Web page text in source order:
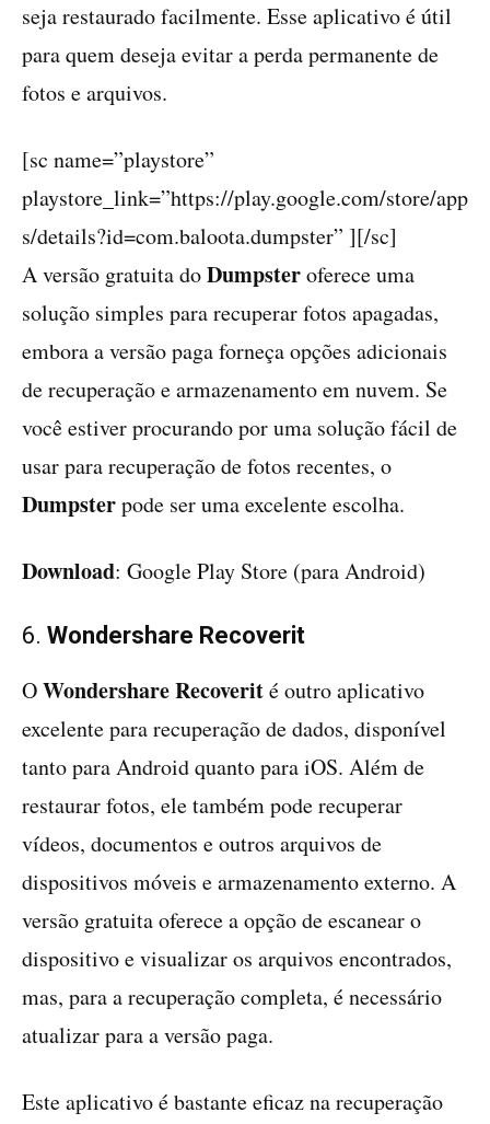
seja restaurado facilmente. Esse aplicativo é útil
para quem deseja evitar a perda permanente de
fotos e arquivos.
[sc name=”playstore”
playstore_link=”https://play.google.com/store/app
s/details?id=com.baloota.dumpster” ][/sc]
A versão gratuita doDumpsteroferece uma
solução simples para recuperar fotos apagadas,
embora a versão paga forneça opções adicionais
de recuperação e armazenamento em nuvem. Se
você estiver procurando por uma solução fácil de
usar para recuperação de fotos recentes, o
Dumpsterpode ser uma excelente escolha.
Download: Google Play Store (para Android)
6. Wondershare Recoverit
OWondershare Recoverité outro aplicativo
excelente para recuperação de dados, disponível
tanto para Android quanto para iOS. Além de
restaurar fotos, ele também pode recuperar
vídeos, documentos e outros arquivos de
dispositivos móveis e armazenamento externo. A
versão gratuita oferece a opção de escanear o
dispositivo e visualizar os arquivos encontrados,
mas, para a recuperação completa, é necessário
atualizar para a versão paga.
Este aplicativo é bastante eficaz na recuperação